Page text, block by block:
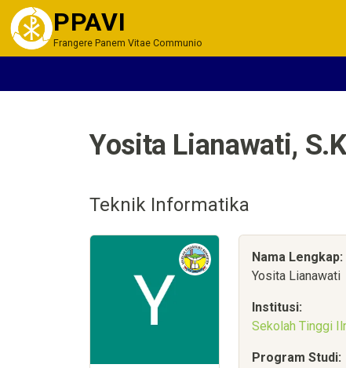
PPAVI
Frangere Panem Vitae Communio
Yosita Lianawati,
Teknik Informatika
Nama Lengkap:
Yosita Lianawati
Institusi:
Sekolah Tinggi
Program Studi: